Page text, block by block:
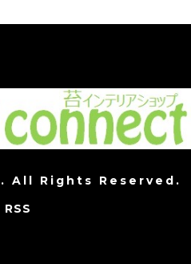
. All Rights Reserved.
RSS